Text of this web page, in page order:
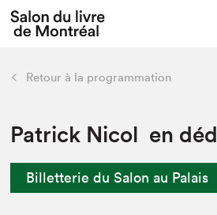
L'événement
Préparer sa visite au
Actualités
retour
Préparer sa visite
Liens pratiques
Retour à la programmation
Patrick Nicol en
Billetterie du Salon au Palais